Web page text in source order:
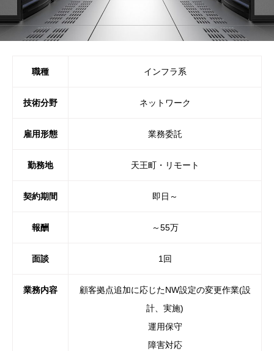
職種 インフラ系
技術分野 ネットワーク
雇用形態 業務委託
勤務地 天王町・リモート
契約期間 即日～
報酬 ～55万
面談 1回
業務内容
顧客拠点追加に応じたNW設定の変更作業(設
計、実施)
運用保守
障害対応